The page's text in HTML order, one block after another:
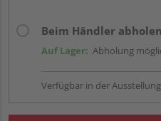
Beim Händler abholen
Auf Lager: Abholung
Verfügbar in der